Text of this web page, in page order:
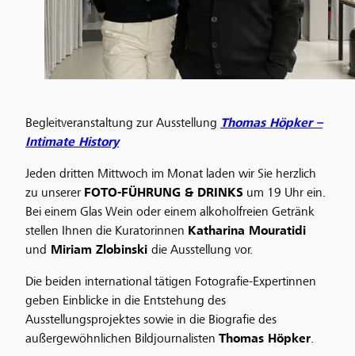
Begleitveranstaltung zur Ausstellung Thomas Höpker –
Intimate History
Jeden dritten Mittwoch im Monat laden wir Sie herzlich
zu unserer FOTO-FÜHRUNG & DRINKS um 19 Uhr ein.
Bei einem Glas Wein oder einem alkoholfreien Getränk
stellen Ihnen die Kuratorinnen Katharina Mouratidi
und Miriam Zlobinski die Ausstellung vor.
Die beiden international tätigen Fotografie-Expertinnen
geben Einblicke in die Entstehung des
Ausstellungsprojektes sowie in die Biografie des
außergewöhnlichen Bildjournalisten Thomas Höpker.